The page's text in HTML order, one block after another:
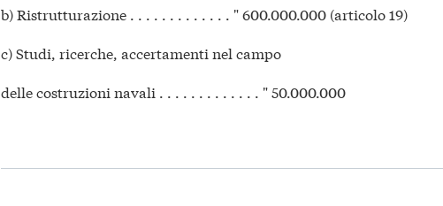
b) Ristrutturazione . . . . . . . . . . . . . " 600.000.000 (articolo 19)
c) Studi, ricerche, accertamenti nel campo
delle costruzioni navali . . . . . . . . . . . . . " 50.000.000